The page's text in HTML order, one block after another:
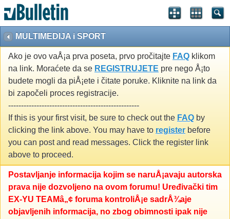
MULTIMEDIJA i SPORT
Ako je ovo vaÅ¡a prva poseta, prvo pročitajte FAQ klikom
na link. Moraćete da se REGISTRUJETE pre nego Å¡to
budete mogli da piÅ¡ete i čitate poruke. Kliknite na link da
bi započeli proces registracije.
---------------------------------------------------
If this is your first visit, be sure to check out the FAQ by
clicking the link above. You may have to register before
you can post and read messages. Click the register link
above to proceed.
Postavljanje informacija kojim se naruÅ¡avaju autorska
prava nije dozvoljeno na ovom forumu! Uređivački tim
EX-YU TEAMâ„¢ foruma kontroliÅ¡e sadrÅ¾aje
objavljenih informacija, no zbog obimnosti ipak nije